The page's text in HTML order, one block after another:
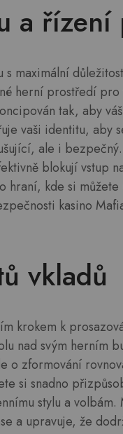
a řízení
s maximální
herní prostředí pro
tak, aby
vaši identitu, aby
ale i
blokují vstup
kde si
kasino
vkladů
krokem k
nad svým herním
o zformování
si snadno
stylu a
a upravuje, že